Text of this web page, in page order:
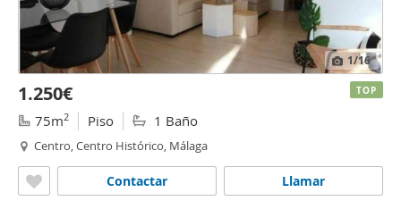
1/16
1.250€
75m2 Piso 1 Baño
Centro, Centro Histórico, Málaga
Llamar
Contactar
TOP